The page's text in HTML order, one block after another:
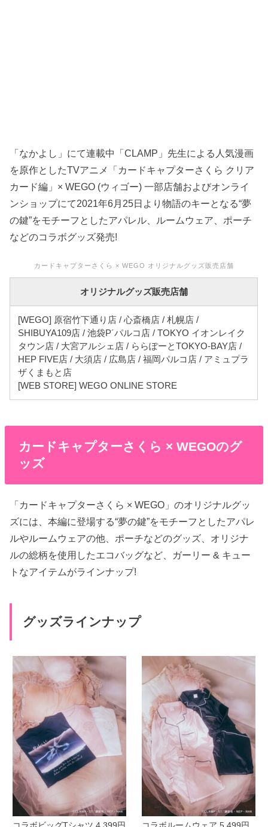
「なかよし」にて連載中「CLAMP」先生による人気漫画
を原作としたTVアニメ「カードキャプターさくら クリア
カード編」× WEGO (ウィゴー) 一部店舗およびオンライ
ンショップにて2021年6月25日より物語のキーとなる“夢
の鍵”をモチーフとしたアパレル、ルームウェア、ポーチ
などのコラボグッズ発売!
カードキャプターさくら × WEGO オリジナルグッズ販売店舗
オリジナルグッズ販売店舗
[WEGO] 原宿竹下通り店 / 心斎橋店 / 札幌店 /
SHIBUYA109店 / 池袋P´パルコ店 / TOKYO イオンレイク
タウン店 / 大宮アルシェ店 / ららぽーとTOKYO-BAY店 /
HEP FIVE店 / 大須店 / 広島店 / 福岡パルコ店 / アミュプラ
ザくまもと店
[WEB STORE] WEGO ONLINE STORE
カードキャプターさくら × WEGOのグ
ッズ
「カードキャプターさくら × WEGO」のオリジナルグッ
ズには、本編に登場する“夢の鍵”をモチーフとしたアパレ
ルやルームウェアの他、ポーチなどのグッズ、オリジナ
ルの総柄を使用したエコバッグなど、ガーリー & キュー
トなアイテムがラインナップ!
グッズラインナップ